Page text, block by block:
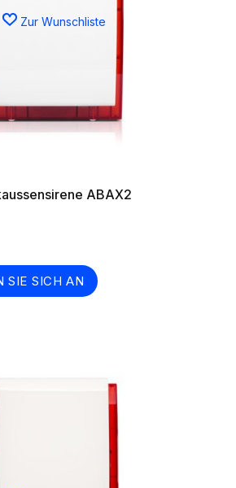
Zur Wunschliste
ABAX2
SIE SICH AN